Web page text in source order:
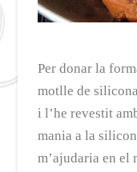
Per donar la
motlle de
i l’he revestit
mania a la
m’ajudaria en el